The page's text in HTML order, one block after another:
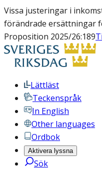
Vissa justeringar i
förändrade ersättningar
Proposition 2025/26:189
Lättläst
Teckenspråk
In English
Other languages
Ordbok
Aktivera lyssna
Sök